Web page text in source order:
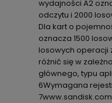
wydajności A2
odczytu i 2000
Dla kart o
oznacza 1500
losowych operacji
różnić się w
głównego, typu
6Wymagana